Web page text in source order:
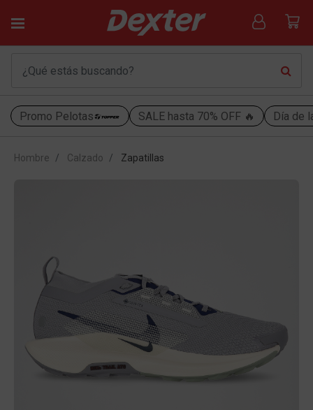
Promo Pelotas SALE hasta 70% OFF 🔥 Día de
Hombre Calzado Zapatillas